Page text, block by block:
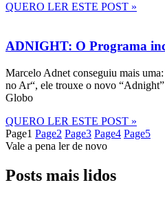
QUERO LER ESTE POST »
ADNIGHT: O Programa
Marcelo Adnet conseguiu mais
no Ar“, ele trouxe o novo
Globo
QUERO LER ESTE POST »
Page1 Page2 Page3 Page4 Page5
Vale a pena ler de novo
Posts mais lidos